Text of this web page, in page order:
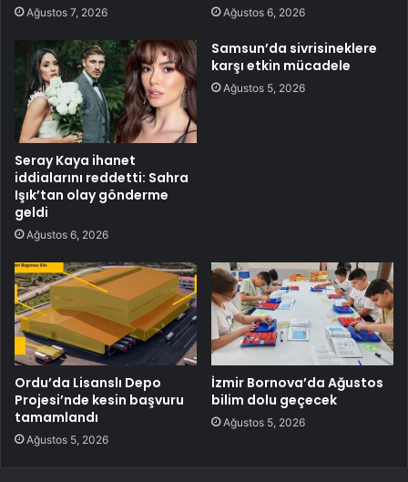
Ağustos 7, 2026 Ağustos 6, 2026
Seray Kaya ihanet
iddialarını reddetti: Sahra
Işık’tan olay gönderme
geldi
Ağustos 6, 2026
Samsun’da sivrisineklere
karşı etkin mücadele
Ağustos 5, 2026
Ordu’da Lisanslı Depo
Projesi’nde kesin başvuru
tamamlandı
Ağustos 5, 2026
İzmir Bornova’da Ağustos
bilim dolu geçecek
Ağustos 5, 2026